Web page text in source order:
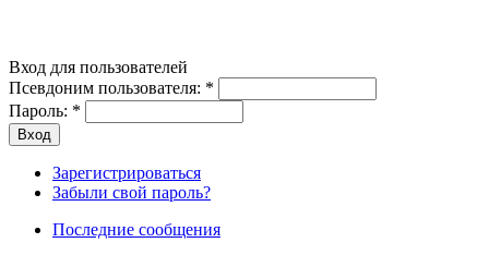
Вход для пользователей
Псевдоним пользователя: *
Пароль: *
Зарегистрироваться
Забыли свой пароль?
Последние сообщения